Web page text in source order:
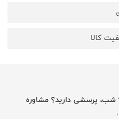
کالا
شنبه تا پنج شنبه 10 صبح تا 9 شب، پرسشی دارید؟ مشاوره